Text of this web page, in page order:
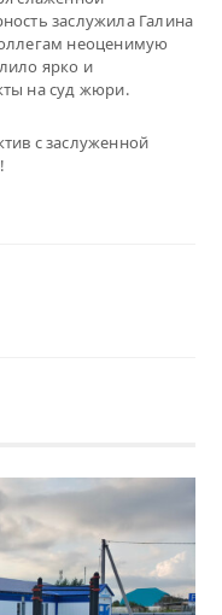
заслужила Галина
неоценимую
ярко и
на суд жюри.
с заслуженной